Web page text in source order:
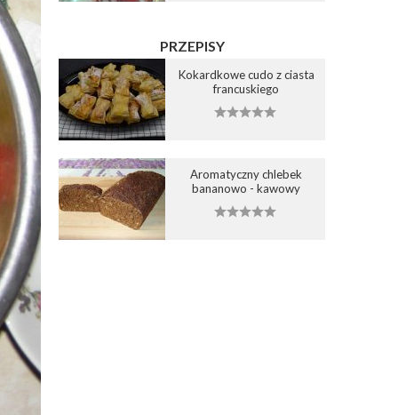
PRZEPISY
Kokardkowe cudo z ciasta
francuskiego
Aromatyczny chlebek
bananowo - kawowy